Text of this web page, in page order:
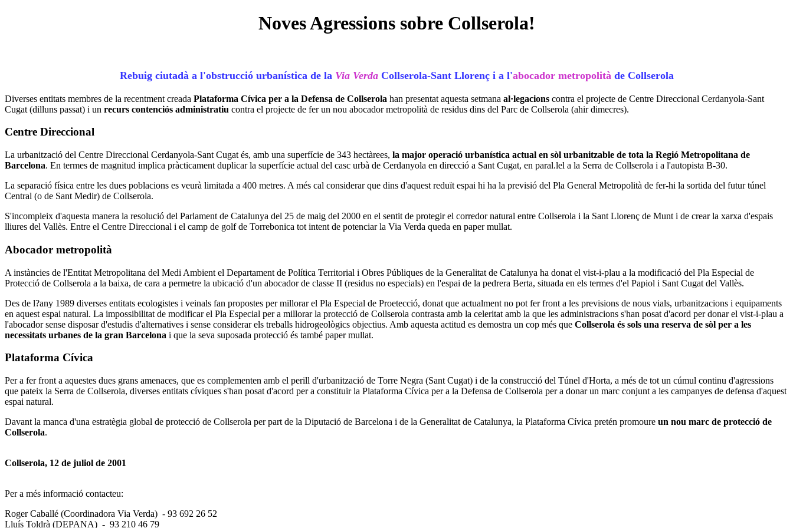
Noves Agressions sobre Collserola!
Rebuig ciutadà a l'obstrucció urbanística de la Via VerdaCollserola-Sant Llorenç i a l'abocador metropolità de Collserola
Diverses entitats membres de la recentment creada Plataforma Cívica per a la Defensa de Collserola han presentat aquesta setmana al·legacions contra el projecte de Centre Direccional Cerdanyola-Sant
Cugat (dilluns passat) i un recurs contenciós administratiu contra el projecte de fer un nou abocador metropolità de residus dins del Parc de Collserola (ahir dimecres).
Centre Direccional
La urbanització del Centre Direccional Cerdanyola-Sant Cugat és, amb una superfície de 343 hectàrees, la major operació urbanística actual en sòl urbanitzable de tota la Regió Metropolitana de
Barcelona. En termes de magnitud implica pràcticament duplicar la superfície actual del casc urbà de Cerdanyola en direcció a Sant Cugat, en paral.lel a la Serra de Collserola i a l'autopista B-30.
La separació física entre les dues poblacions es veurà limitada a 400 metres. A més cal considerar que dins d'aquest reduït espai hi ha la previsió del Pla General Metropolità de fer-hi la sortida del futur túnel
Central (o de Sant Medir) de Collserola.
S'incompleix d'aquesta manera la resolució del Parlament de Catalunya del 25 de maig del 2000 en el sentit de protegir el corredor natural entre Collserola i la Sant Llorenç de Munt i de crear la xarxa d'espais
lliures del Vallès. Entre el Centre Direccional i el camp de golf de Torrebonica tot intent de potenciar la Via Verda queda en paper mullat.
Abocador metropolità
A instàncies de l'Entitat Metropolitana del Medi Ambient el Departament de Política Territorial i Obres Públiques de la Generalitat de Catalunya ha donat el vist-i-plau a la modificació del Pla Especial de
Protecció de Collserola a la baixa, de cara a permetre la ubicació d'un abocador de classe II (residus no especials) en l'espai de la pedrera Berta, situada en els termes d'el Papiol i Sant Cugat del Vallès.
Des de l?any 1989 diverses entitats ecologistes i veinals fan propostes per millorar el Pla Especial de Proetecció, donat que actualment no pot fer front a les previsions de nous vials, urbanitzacions i equipaments
en aquest espai natural. La impossibilitat de modificar el Pla Especial per a millorar la protecció de Collserola contrasta amb la celeritat amb la que les administracions s'han posat d'acord per donar el vist-i-plau a
l'abocador sense disposar d'estudis d'alternatives i sense considerar els treballs hidrogeològics objectius. Amb aquesta actitud es demostra un cop més que Collserola és sols una reserva de sòl per a les
necessitats urbanes de la gran Barcelona i que la seva suposada protecció és també paper mullat.
Plataforma Cívica
Per a fer front a aquestes dues grans amenaces, que es complementen amb el perill d'urbanització de Torre Negra (Sant Cugat) i de la construcció del Túnel d'Horta, a més de tot un cúmul continu d'agressions
que pateix la Serra de Collserola, diverses entitats cíviques s'han posat d'acord per a constituir la Plataforma Cívica per a la Defensa de Collserola per a donar un marc conjunt a les campanyes de defensa d'aquest
espai natural.
Davant la manca d'una estratègia global de protecció de Collserola per part de la Diputació de Barcelona i de la Generalitat de Catalunya, la Plataforma Cívica pretén promoure un nou marc de protecció de
Collserola.
Collserola, 12 de juliol de 2001
Per a més informació contacteu:
Roger Caballé (Coordinadora Via Verda) - 93 692 26 52
Lluís Toldrà (DEPANA) - 93 210 46 79